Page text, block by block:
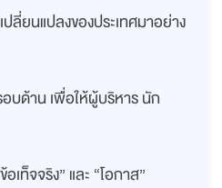
ลี่ยนแปลงของประเทศมาอย่าง
บด้าน เพื่อให้ผู้บริหาร นัก
ท็จจริง” และ “โอกาส”